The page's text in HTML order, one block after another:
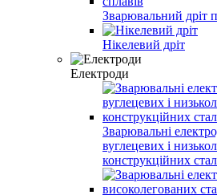
Зварювальний дріт
Нікелевий дріт
Електроди
Зварювальні
вуглецевих і
конструкційних